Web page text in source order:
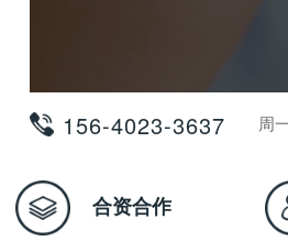
156-4023-3637 周
合资合作